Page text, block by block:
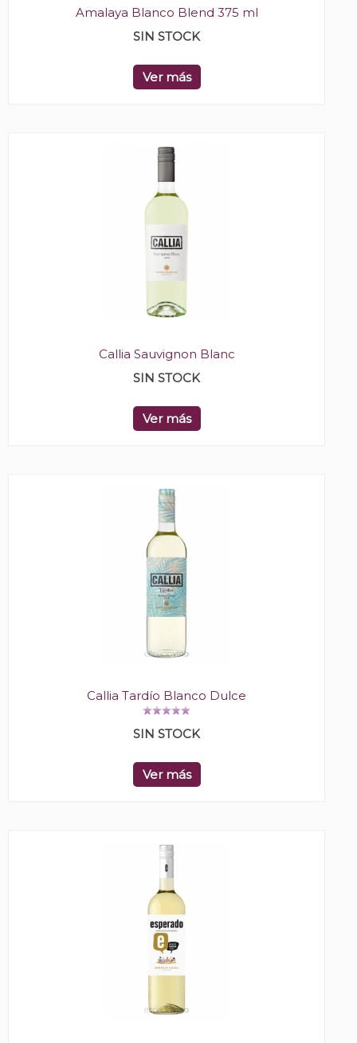
Amalaya Blanco Blend 375 ml
SIN STOCK
Ver más
Callia Sauvignon Blanc
SIN STOCK
Ver más
Callia Tardío Blanco Dulce
SIN STOCK
Ver más